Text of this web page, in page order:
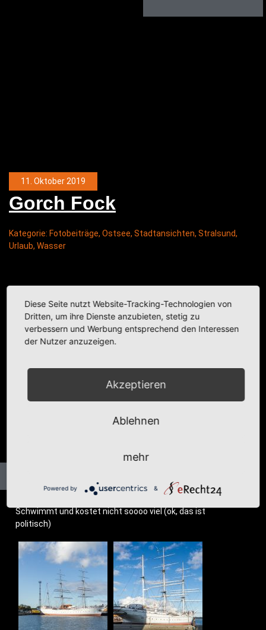
11. Oktober 2019
Gorch Fock
Kategorie: Fotobeiträge, Ostsee, Stadtansichten, Stralsund,
Urlaub, Wasser
Schwimmt und kos­tet nicht soooo viel (ok, das ist
politisch)
Diese Seite nutzt Website-Tracking-Technologien von
Dritten, um ihre Dienste anzubieten, stetig zu
verbessern und Werbung entsprechend den Interessen
der Nutzer anzuzeigen.
Akzeptieren
Ablehnen
mehr
Powered by &